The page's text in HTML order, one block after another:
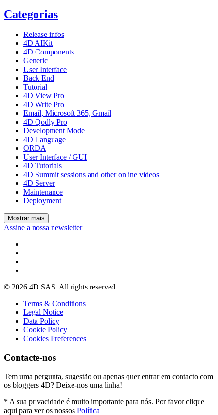
Categorias
Release infos
4D AIKit
4D Components
Generic
User Interface
Back End
Tutorial
4D View Pro
4D Write Pro
Email, Microsoft 365, Gmail
4D Qodly Pro
Development Mode
4D Language
ORDA
User Interface / GUI
4D Tutorials
4D Summit sessions and other online videos
4D Server
Maintenance
Deployment
Mostrar mais
Assine a nossa newsletter
© 2026 4D SAS. All rights reserved.
Terms & Conditions
Legal Notice
Data Policy
Cookie Policy
Cookies Preferences
Contacte-nos
Tem uma pergunta, sugestão ou apenas quer entrar em contacto com
os bloggers 4D? Deixe-nos uma linha!
* A sua privacidade é muito importante para nós. Por favor clique
aqui para ver os nossos Política